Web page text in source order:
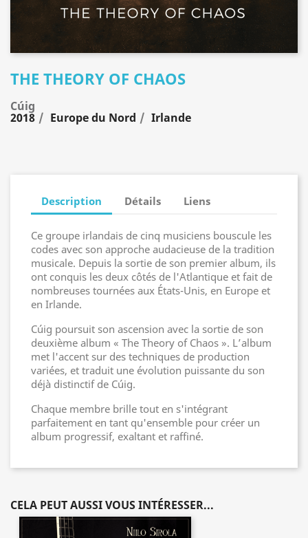
THE THEORY OF CHAOS
Cúig
2018 Europe du Nord Irlande
Description Détails Liens
Ce groupe irlandais de cinq musiciens bouscule les
codes avec son approche audacieuse de la tradition
musicale. Depuis la sortie de son premier album, ils
ont conquis les deux côtés de l'Atlantique et fait de
nombreuses tournées aux États-Unis, en Europe et
en Irlande.
Cúig poursuit son ascension avec la sortie de son
deuxième album « The Theory of Chaos ». L’album
met l'accent sur des techniques de production
variées, et traduit une évolution puissante du son
déjà distinctif de Cúig.
Chaque membre brille tout en s'intégrant
parfaitement en tant qu'ensemble pour créer un
album progressif, exaltant et raffiné.
CELA PEUT AUSSI VOUS INTÉRESSER...